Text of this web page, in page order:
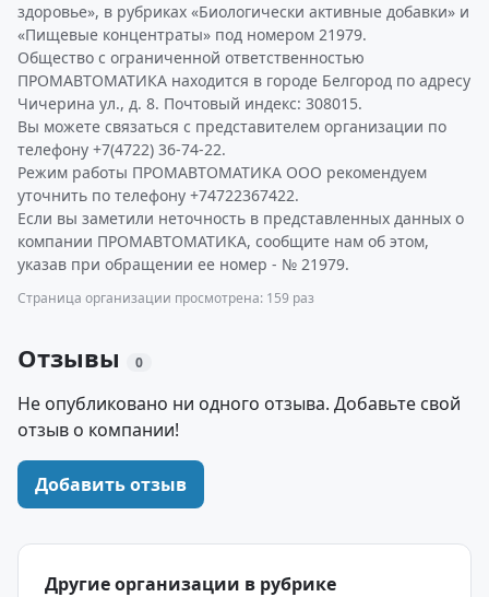
здоровье», в рубриках «Биологически активные добавки» и
«Пищевые концентраты» под номером 21979.
Общество с ограниченной ответственностью
ПРОМАВТОМАТИКА находится в городе Белгород по адресу
Чичерина ул., д. 8. Почтовый индекс: 308015.
Вы можете связаться с представителем организации по
телефону +7(4722) 36-74-22.
Режим работы ПРОМАВТОМАТИКА ООО рекомендуем
уточнить по телефону +74722367422.
Если вы заметили неточность в представленных данных о
компании ПРОМАВТОМАТИКА, сообщите нам об этом,
указав при обращении ее номер - № 21979.
Страница организации просмотрена: 159 раз
Отзывы 0
Не опубликовано ни одного отзыва. Добавьте свой
отзыв о компании!
Добавить отзыв
Другие организации в рубрике